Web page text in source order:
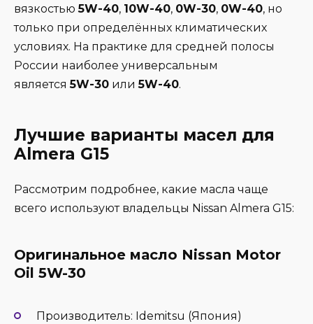
вязкостью5W-40, 10W-40, 0W-30, 0W-40, но
только при определённых климатических
условиях. На практике для средней полосы
России наиболее универсальным
является5W-30 или5W-40.
Лучшие варианты масел для
Almera G15
Рассмотрим подробнее, какие масла чаще
всего используют владельцы Nissan Almera G15:
Оригинальное масло Nissan Motor
Oil 5W-30
Производитель: Idemitsu (Япония)